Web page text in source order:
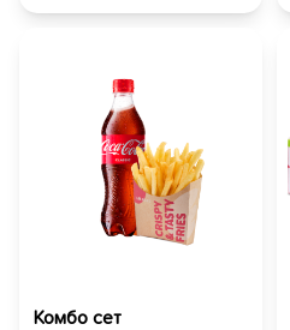
Комбо сет